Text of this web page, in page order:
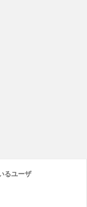
るユーザ